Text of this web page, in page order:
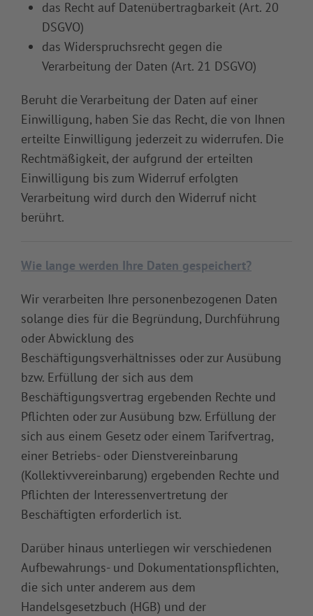
das Recht auf Datenübertragbarkeit (Art. 20
DSGVO)
das Widerspruchsrecht gegen die
Verarbeitung der Daten (Art. 21 DSGVO)
Beruht die Verarbeitung der Daten auf einer
Einwilligung, haben Sie das Recht, die von Ihnen
erteilte Einwilligung jederzeit zu widerrufen. Die
Rechtmäßigkeit, der aufgrund der erteilten
Einwilligung bis zum Widerruf erfolgten
Verarbeitung wird durch den Widerruf nicht
berührt.
Wie lange werden Ihre Daten gespeichert?
Wir verarbeiten Ihre personenbezogenen Daten
solange dies für die Begründung, Durchführung
oder Abwicklung des
Beschäftigungsverhältnisses oder zur Ausübung
bzw. Erfüllung der sich aus dem
Beschäftigungsvertrag ergebenden Rechte und
Pflichten oder zur Ausübung bzw. Erfüllung der
sich aus einem Gesetz oder einem Tarifvertrag,
einer Betriebs- oder Dienstvereinbarung
(Kollektivvereinbarung) ergebenden Rechte und
Pflichten der Interessenvertretung der
Beschäftigten erforderlich ist.
Darüber hinaus unterliegen wir verschiedenen
Aufbewahrungs- und Dokumentationspflichten,
die sich unter anderem aus dem
Handelsgesetzbuch (HGB) und der